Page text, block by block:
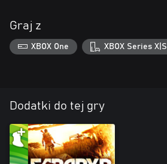
Graj z
XBOX One XBOX Series X|S
Dodatki do tej gry